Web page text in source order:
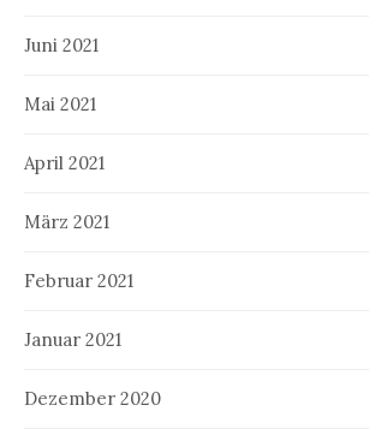
Juni 2021
Mai 2021
April 2021
März 2021
Februar 2021
Januar 2021
Dezember 2020